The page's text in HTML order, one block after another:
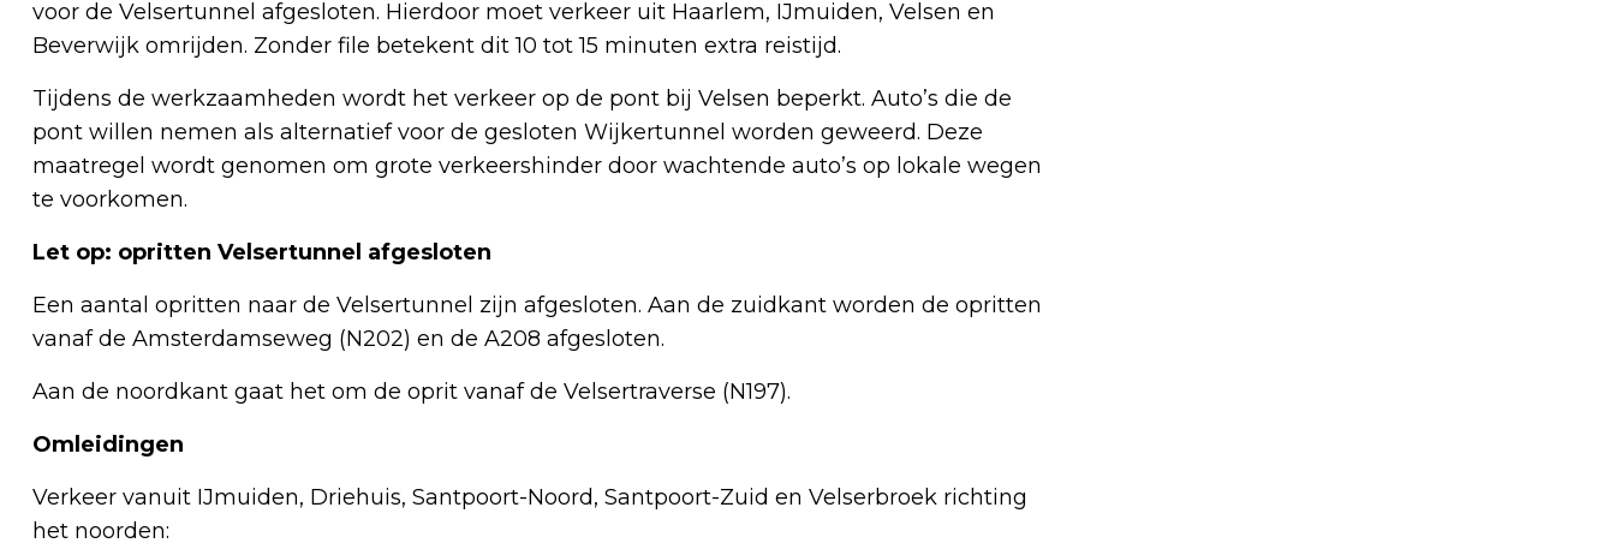
voor de Velsertunnel afgesloten. Hierdoor moet verkeer uit Haarlem, IJmuiden, Velsen en
Beverwijk omrijden. Zonder file betekent dit 10 tot 15 minuten extra reistijd.
Tijdens de werkzaamheden wordt het verkeer op de pont bij Velsen beperkt. Auto’s die de
pont willen nemen als alternatief voor de gesloten Wijkertunnel worden geweerd. Deze
maatregel wordt genomen om grote verkeershinder door wachtende auto’s op lokale wegen
te voorkomen.
Let op: opritten Velsertunnel afgesloten
Een aantal opritten naar de Velsertunnel zijn afgesloten. Aan de zuidkant worden de opritten
vanaf de Amsterdamseweg (N202) en de A208 afgesloten.
Aan de noordkant gaat het om de oprit vanaf de Velsertraverse (N197).
Omleidingen
Verkeer vanuit IJmuiden, Driehuis, Santpoort-Noord, Santpoort-Zuid en Velserbroek richting
het noorden: